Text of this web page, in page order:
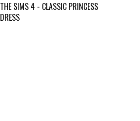
THE SIMS 4 - CLASSIC PRINCESS
DRESS